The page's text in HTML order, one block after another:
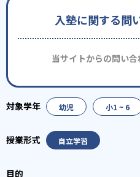
入塾に関する問
当サイトからの問い
幼児 小1 ~ 6
自立学習